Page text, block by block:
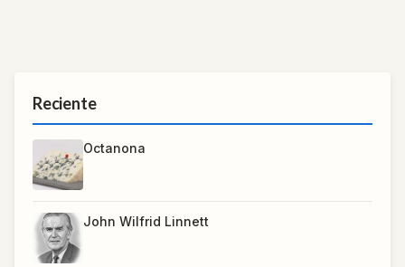
Reciente
Octanona
John Wilfrid Linnett